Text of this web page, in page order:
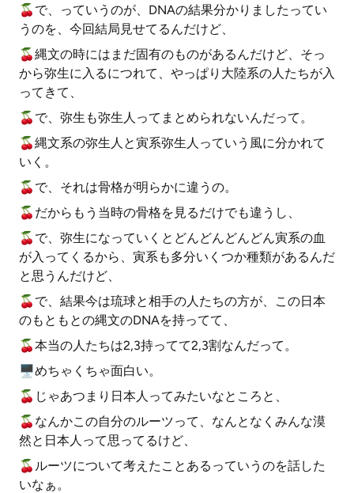
🍒で、っていうのが、DNAの結果分かりましたってい
うのを、今回結局見せてるんだけど、
🍒縄文の時にはまだ固有のものがあるんだけど、そっ
から弥生に入るにつれて、やっぱり大陸系の人たちが入
ってきて、
🍒で、弥生も弥生人ってまとめられないんだって。
🍒縄文系の弥生人と寅系弥生人っていう風に分かれて
いく。
🍒で、それは骨格が明らかに違うの。
🍒だからもう当時の骨格を見るだけでも違うし、
🍒で、弥生になっていくとどんどんどんどん寅系の血
が入ってくるから、寅系も多分いくつか種類があるんだ
と思うんだけど、
🍒で、結果今は琉球と相手の人たちの方が、この日本
のもともとの縄文のDNAを持ってて、
🍒本当の人たちは2,3持ってて2,3割なんだって。
🖥めちゃくちゃ面白い。
🍒じゃあつまり日本人ってみたいなところと、
🍒なんかこの自分のルーツって、なんとなくみんな漠
然と日本人って思ってるけど、
🍒ルーツについて考えたことあるっていうのを話した
いなぁ。